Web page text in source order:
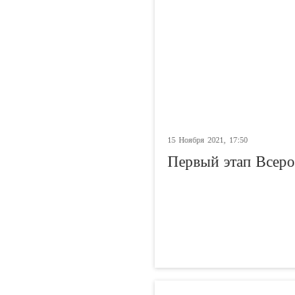
15 Ноября 2021, 17:50
Первый этап